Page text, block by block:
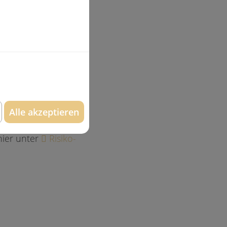
Alle akzeptieren
Dr.
über die
Bereich zu
ganz
unter
Risiko-